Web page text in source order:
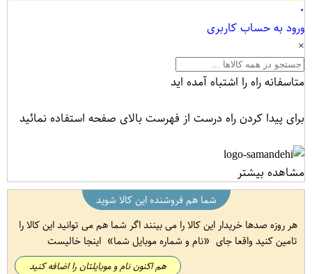
۰
ورود به حساب کاربری
×
متاسفانه راه را اشتباه آمده اید
برای پیدا کردن راه درست از فهرست بالای صفحه استفاده نمائید
مشاهده بیشتر
شما هم فروشنده این کالا شوید
هر روزه صدها خریدار این کالا را می بینند اگر شما هم می توانید این کالا را
تامین کنید واقعا جای
نام و شماره موبایل شما اینجا خالیست
هم اکنون نام و موبایلتان را اضافه کنید